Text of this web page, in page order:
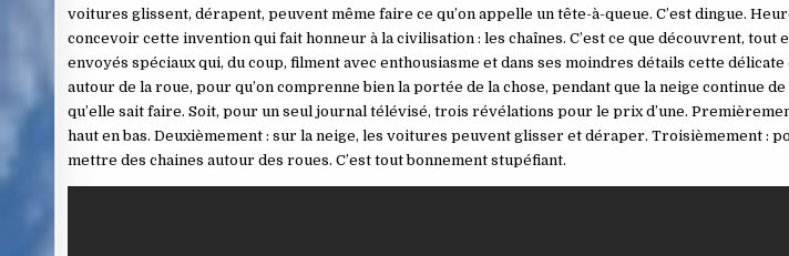
voitures glissent, dérapent, peuvent même faire ce qu’on appelle un tête-à-queue. C’est dingue.
concevoir cette invention qui fait honneur à la civilisation : les chaînes. C’est ce que découvrent, tout
envoyés spéciaux qui, du coup, filment avec enthousiasme et dans ses moindres détails cette
autour de la roue, pour qu’on comprenne bien la portée de la chose, pendant que la neige continue
qu’elle sait faire. Soit, pour un seul journal télévisé, trois révélations pour le prix d’une.
haut en bas. Deuxièmement : sur la neige, les voitures peuvent glisser et déraper. Troisièmement :
mettre des chaines autour des roues. C’est tout bonnement stupéfiant.